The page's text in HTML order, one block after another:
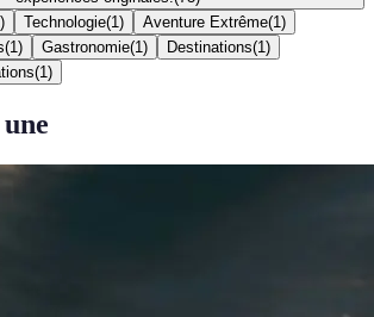
) Technologie(1 ) Aventure Extrême(1 )
(1 ) Gastronomie(1 ) Destinations(1 )
(1 )